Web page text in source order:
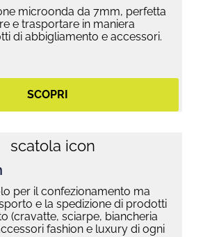
microonda da 7mm, perfetta
e trasportare in maniera
di abbigliamento e accessori.
SCOPRI
per il confezionamento ma
e la spedizione di prodotti
(cravatte, sciarpe, biancheria
fashion e luxury di ogni